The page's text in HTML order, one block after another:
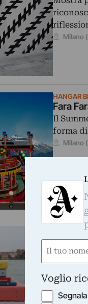
Milano
HANGAR
Fara
Il
forma
Milano
Made.
Nome
Voglio
Segnala